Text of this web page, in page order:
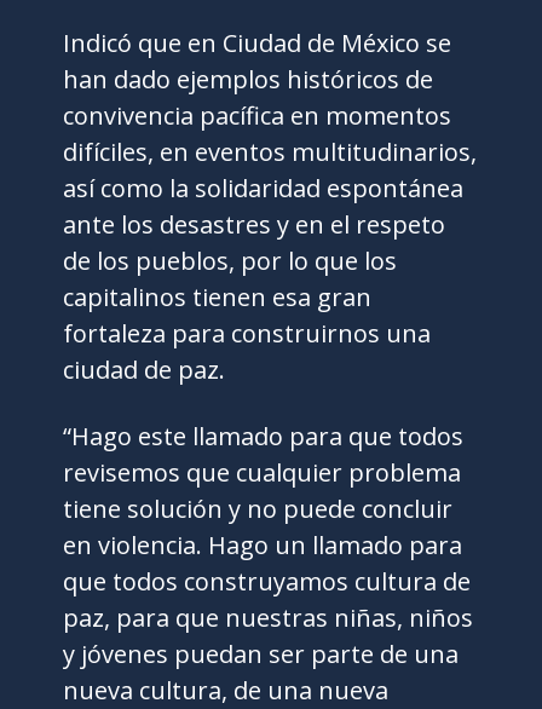
Indicó que en Ciudad de México se
han dado ejemplos históricos de
convivencia pacífica en momentos
difíciles, en eventos multitudinarios,
así como la solidaridad espontánea
ante los desastres y en el respeto
de los pueblos, por lo que los
capitalinos tienen esa gran
fortaleza para construirnos una
ciudad de paz.
“Hago este llamado para que todos
revisemos que cualquier problema
tiene solución y no puede concluir
en violencia. Hago un llamado para
que todos construyamos cultura de
paz, para que nuestras niñas, niños
y jóvenes puedan ser parte de una
nueva cultura, de una nueva